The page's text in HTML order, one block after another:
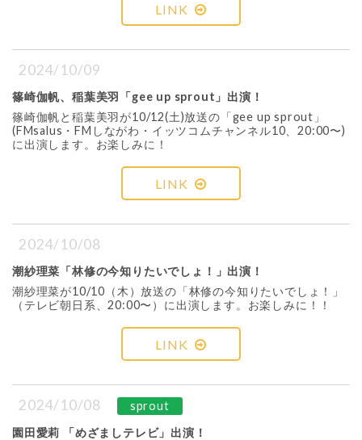
LINK
2024/10/09
篠崎伽帆、稲葉美羽「gee up sprout」出演！
篠崎伽帆と稲葉美羽が10/12(土)放送の「gee up sprout」
(FMsalus・FMしながわ・イッツコムチャンネル10、20:00〜)
に出演します。お楽しみに！
LINK
2024/10/08
潮紗理菜「林修の今知りたいでしょ！」出演！
潮紗理菜が10/10（木）放送の「林修の今知りたいでしょ！」
（テレビ朝日系、20:00〜）に出演します。お楽しみに！！
LINK
2024/10/08
sprout
園田愛莉 「めざましテレビ」出演！